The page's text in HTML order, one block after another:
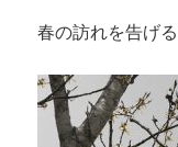
春の訪れを告げ